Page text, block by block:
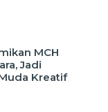
MCH
Jadi
Kreatif